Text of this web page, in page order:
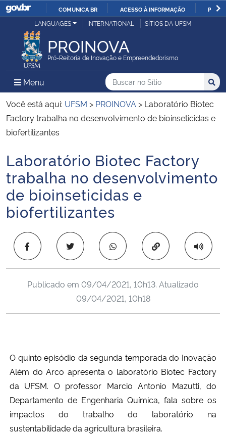
IR
O
COMUNICA BR ACESSO À INFORMAÇÃO
Ministério da Justiça e Segurança Pública
Ministério da Defesa
Ministério das Relações Exteriores
Ministério da Economia
Ministério da Infraestrutura
Ministério da Agricultura, Pecuária e Abastecimento
Ministério da Educação
Ministério da Cidadania
Ministério da Saúde
Ministério de Minas e Energia
Ministério da Ciência, Tecnologia, Inovações e Comunicações
Ministério do Turismo
Ministério do Desenvolvimento Regional
Controladoria-Geral da União
LANGUAGES INTERNATIONAL SÍTIOS DA UFSM
PROINOVA
Pró-Reitoria de Inovação e Empreendedorismo
Menu Menu Principal do Sítio
Busca
Buscar no no Sítio
Busca:
Você está aqui: UFSM > PROINOVA > Laboratório Biotec
Factory trabalha no desenvolvimento de bioinseticidas e
biofertilizantes
Início do conteúdo
Laboratório Biotec Factory
trabalha no desenvolvimento
de bioinseticidas e
biofertilizantes
Copiar para área
Publicado em 09/04/2021, 10h13. Atualizado
09/04/2021, 10h18
O quinto episódio da segunda temporada do Inovação
Além do Arco apresenta o laboratório Biotec Factory
da UFSM. O professor Marcio Antonio Mazutti, do
Departamento de Engenharia Química, fala sobre os
impactos do trabalho do laboratório na
sustentabilidade da agricultura brasileira.